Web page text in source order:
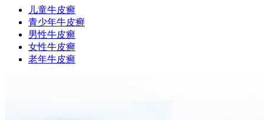
儿童牛皮癣
青少年牛皮癣
男性牛皮癣
女性牛皮癣
老年牛皮癣